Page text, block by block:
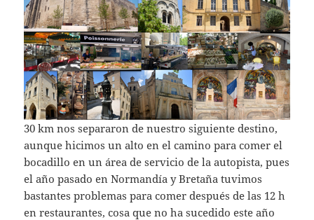
30 km nos separaron de nuestro siguiente destino,
aunque hicimos un alto en el camino para comer el
bocadillo en un área de servicio de la autopista, pues
el año pasado en Normandía y Bretaña tuvimos
bastantes problemas para comer después de las 12 h
en restaurantes, cosa que no ha sucedido este año